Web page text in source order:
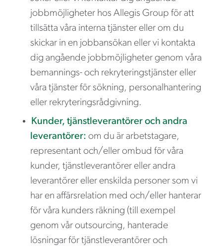
jobbmöjligheter hos Allegis Group för att
tillsätta våra interna tjänster eller om du
skickar in en jobbansökan eller vi kontakta
dig angående jobbmöjligheter genom våra
bemannings- och rekryteringstjänster eller
våra tjänster för sökning, personalhantering
eller rekryteringsrådgivning.
Kunder, tjänstleverantörer och andra
leverantörer: om du är arbetstagare,
representant och/eller ombud för våra
kunder, tjänstleverantörer eller andra
leverantörer eller enskilda personer som vi
har en affärsrelation med och/eller hanterar
för våra kunders räkning (till exempel
genom vår outsourcing, hanterade
lösningar för tjänstleverantörer och